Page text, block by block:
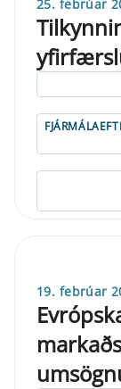
25. febrúar
19. febrúar